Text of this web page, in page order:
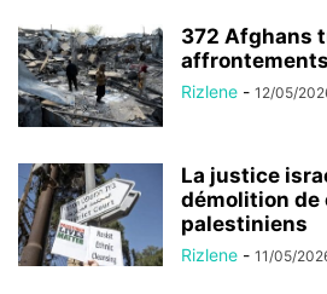
372 Afghans
Rizlene - 12/05/
La justice
démolition de
palestiniens
Rizlene - 11/05/